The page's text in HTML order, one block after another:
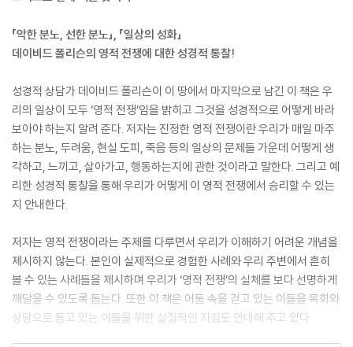
「악한 분노, 선한 분노」, 「일상의 성화」
데이비드 폴리슨의 영적 전쟁에 대한 성경적 통찰!
성경적 상담가 데이비드 폴리슨이 이 땅에서 마지막으로 남긴 이 책은 우
리의 일상이 모두 ‘영적 전쟁’임을 밝히고 그것을 성경적으로 어떻게 바라
보아야 하는지 알려 준다. 저자는 진정한 영적 전쟁이란 우리가 매일 마주
하는 분노, 두려움, 현실 도피, 죽음 등의 일상의 문제들 가운데 어떻게 생
각하고, 느끼고, 살아가고, 행동하는지에 관한 것이라고 말한다. 그리고 예
리한 성경적 통찰을 통해 우리가 어떻게 이 영적 전쟁에서 승리할 수 있는
지 안내한다.
저자는 영적 전쟁이라는 주제를 다루면서 우리가 이해하기 어려운 개념을
제시하지 않는다. 본인이 실제적으로 경험한 사례와 우리 주변에서 흔히
볼 수 있는 사례들을 제시하며 우리가 ‘영적 전쟁’의 실체를 보다 선명하게
깨달을 수 있도록 돕는다. 또한 이 책은 어둠 속을 걷고 있는 이들을 목회와
상담으로 돕고 있는 이들을 위한 실질적인 지침도 안내해 주고 있다.